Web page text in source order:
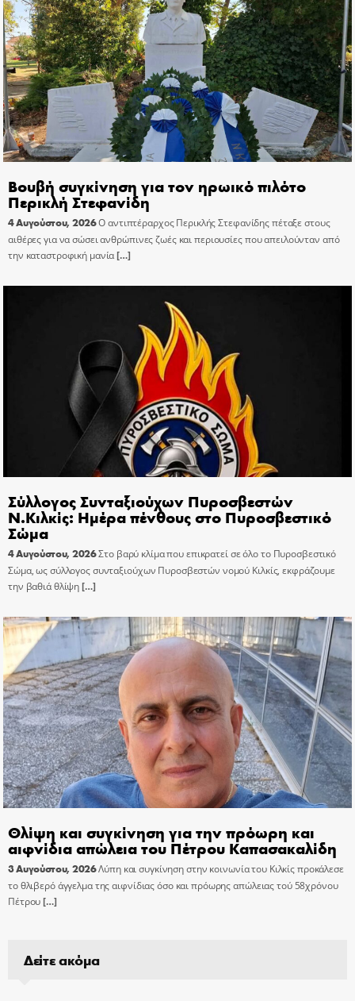
Βουβή συγκίνηση για τον ηρωικό πιλότο
Περικλή Στεφανίδη
4 Αυγούστου, 2026Ο αντιπτέραρχος Περικλής Στεφανίδης πέταξε στους
αιθέρες για να σώσει ανθρώπινες ζωές και περιουσίες που απειλούνταν από
την καταστροφική μανία[…]
Σύλλογος Συνταξιούχων Πυροσβεστών
Ν.Κιλκίς: Ημέρα πένθους στο Πυροσβεστικό
Σώμα
4 Αυγούστου, 2026Στο βαρύ κλίμα που επικρατεί σε όλο το Πυροσβεστικό
Σώμα, ως σύλλογος συνταξιούχων Πυροσβεστών νομού Κιλκίς, εκφράζουμε
την βαθιά θλίψη[…]
Θλίψη και συγκίνηση για την πρόωρη και
αιφνίδια απώλεια του Πέτρου Καπασακαλίδη
3 Αυγούστου, 2026Λύπη και συγκίνηση στην κοινωνία του Κιλκίς προκάλεσε
το θλιβερό άγγελμα της αιφνίδιας όσο και πρόωρης απώλειας τού 58χρόνου
Πέτρου[…]
Δείτε ακόμα